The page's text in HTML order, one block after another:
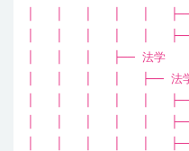
│ │ │ │ │ ├── 文学
│ │ │ │ │ ├── 文学
│ │ │ ├── 法学
│ │ │ │ ├── 法学（
│ │ │ │ │ ├── 法
│ │ │ │ │ ├── 法
│ │ │ │ │ ├── 法